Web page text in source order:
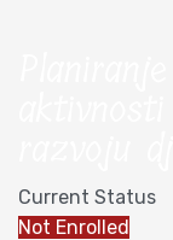
Current Status
Not Enrolled